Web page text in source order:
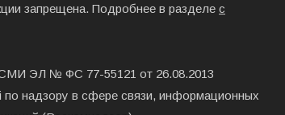
запрещена. Подробнее в разделе с
СМИ ЭЛ № ФС 77-55121 от 26.08.2013
надзору в сфере связи, информационных